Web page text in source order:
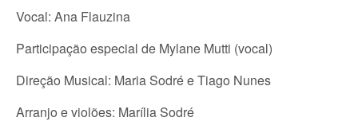
Vocal: Ana Flauzina
Participação especial de Mylane Mutti (vocal)
Direção Musical: Maria Sodré e Tiago Nunes
Arranjo e violões: Marília Sodré